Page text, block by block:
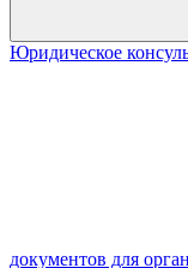
Юридическое
документов для